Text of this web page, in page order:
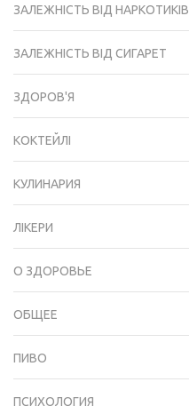
ЗАЛЕЖНІСТЬ ВІД НАРКОТИКІВ
ЗАЛЕЖНІСТЬ ВІД СИГАРЕТ
ЗДОРОВ'Я
КОКТЕЙЛІ
КУЛИНАРИЯ
ЛІКЕРИ
О ЗДОРОВЬЕ
ОБЩЕЕ
ПИВО
ПСИХОЛОГИЯ